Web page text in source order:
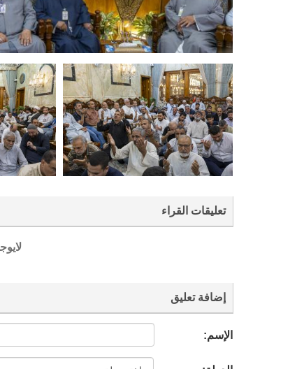
تعليقات القراء
إضافة تعليق
الإسم: